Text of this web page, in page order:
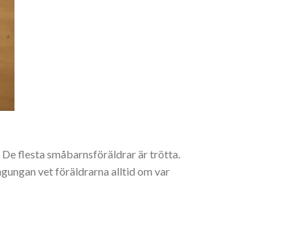
flesta småbarnsföräldrar är trötta.
vet föräldrarna alltid om var